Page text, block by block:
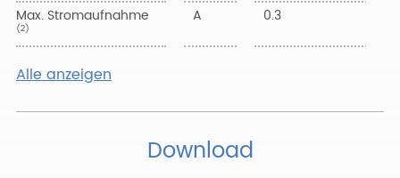
Max. Stromaufnahme
(2)
A 0.3
Alle anzeigen
Download